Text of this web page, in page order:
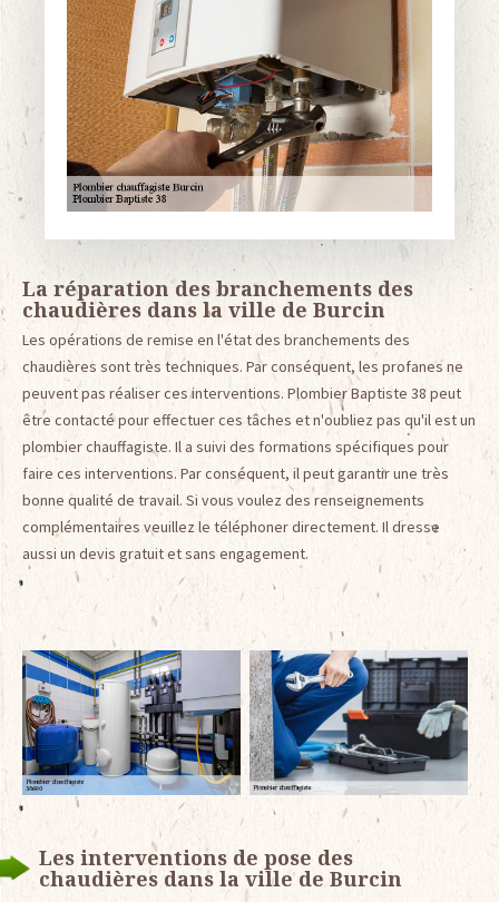
La réparation des branchements des
chaudières dans la ville de Burcin
Les opérations de remise en l'état des branchements des
chaudières sont très techniques. Par conséquent, les profanes ne
peuvent pas réaliser ces interventions. Plombier Baptiste 38 peut
être contacté pour effectuer ces tâches et n'oubliez pas qu'il est un
plombier chauffagiste. Il a suivi des formations spécifiques pour
faire ces interventions. Par conséquent, il peut garantir une très
bonne qualité de travail. Si vous voulez des renseignements
complémentaires veuillez le téléphoner directement. Il dresse
aussi un devis gratuit et sans engagement.
Les interventions de pose des
chaudières dans la ville de Burcin